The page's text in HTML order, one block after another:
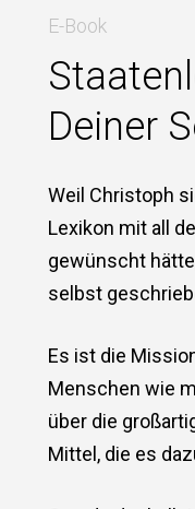
E-Book
Deiner
Weil Christoph
Lexikon mit all
gewünscht
selbst
Es ist die
Menschen wie
über die
Mittel, die es